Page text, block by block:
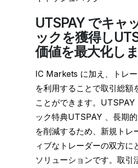
UTSPAY でキャ
ックを獲得し
価値を最大化し
IC Markets に加え、トレ
を利用することで取引総額
ことができます。UTSPAY
ック特典UTSPAY 、長期
を削減するため、新規トレ
ィブなトレーダーの双方に
ソリューションです。取引